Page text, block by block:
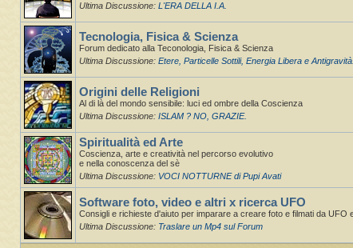
Ultima Discussione: L'ERA DELLA I.A.
Tecnologia, Fisica & Scienza
Forum dedicato alla Teconologia, Fisica & Scienza
Ultima Discussione: Etere, Particelle Sottili, Energia Libera e Antigravità.
Origini delle Religioni
Al di là del mondo sensibile: luci ed ombre della Coscienza
Ultima Discussione: ISLAM ? NO, GRAZIE.
Spiritualità ed Arte
Coscienza, arte e creatività nel percorso evolutivo
e nella conoscenza del sè
Ultima Discussione: VOCI NOTTURNE di Pupi Avati
Software foto, video e altri x ricerca UFO
Consigli e richieste d'aiuto per imparare a creare foto e filmati da
Ultima Discussione: Traslare un Mp4 sul Forum